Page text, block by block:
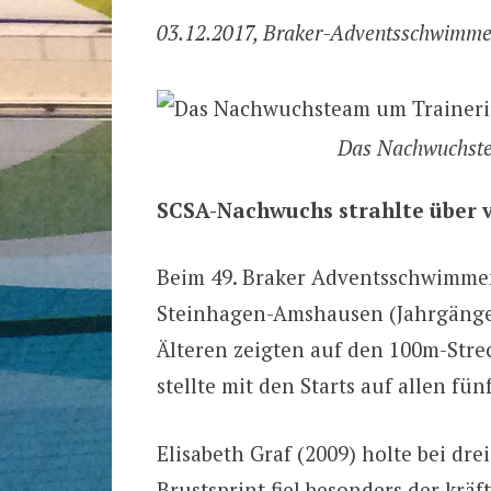
03.12.2017, Braker-
Das
SCSA-Nachwuchs strahlte
Beim 49. Braker
Steinhagen-Amshausen
Älteren zeigten auf den 100m-
stellte mit den Starts auf allen
Elisabeth Graf (2009) holte bei